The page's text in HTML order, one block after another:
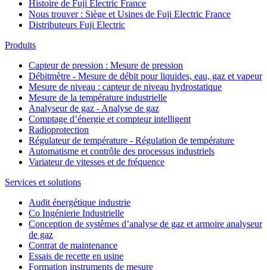
Histoire de Fuji Electric France
Nous trouver : Siège et Usines de Fuji Electric France
Distributeurs Fuji Electric
Produits
Capteur de pression : Mesure de pression
Débitmètre - Mesure de débit pour liquides, eau, gaz et vapeur
Mesure de niveau : capteur de niveau hydrostatique
Mesure de la température industrielle
Analyseur de gaz - Analyse de gaz
Comptage d’énergie et compteur intelligent
Radioprotection
Régulateur de température - Régulation de température
Automatisme et contrôle des processus industriels
Variateur de vitesses et de fréquence
Services et solutions
Audit énergétique industrie
Co Ingénierie Industrielle
Conception de systèmes d’analyse de gaz et armoire analyseur
de gaz
Contrat de maintenance
Essais de recette en usine
Formation instruments de mesure